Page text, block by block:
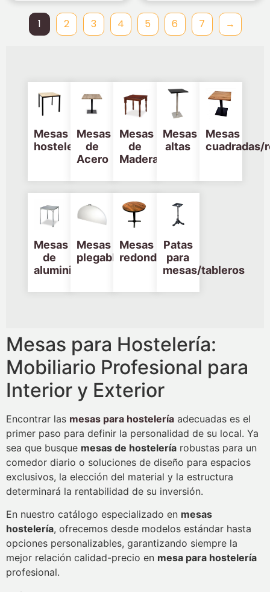
1 2 3 4 5 6 7 →
Mesas
hostelería
Mesas
de
Acero
Mesas
de
Madera
Mesas
altas
Mesas
cuadradas/
Mesas
de
aluminio
Mesas
plegables
Mesas
redondas
Patas
para
mesas/tableros
Mesas para Hostelería:
Mobiliario Profesional para
Interior y Exterior
Encontrar las mesas para hostelería adecuadas es el
primer paso para definir la personalidad de su local. Ya
sea que busque mesas de hostelería robustas para un
comedor diario o soluciones de diseño para espacios
exclusivos, la elección del material y la estructura
determinará la rentabilidad de su inversión.
En nuestro catálogo especializado en mesas
hostelería, ofrecemos desde modelos estándar hasta
opciones personalizables, garantizando siempre la
mejor relación calidad-precio en mesa para hostelería
profesional.